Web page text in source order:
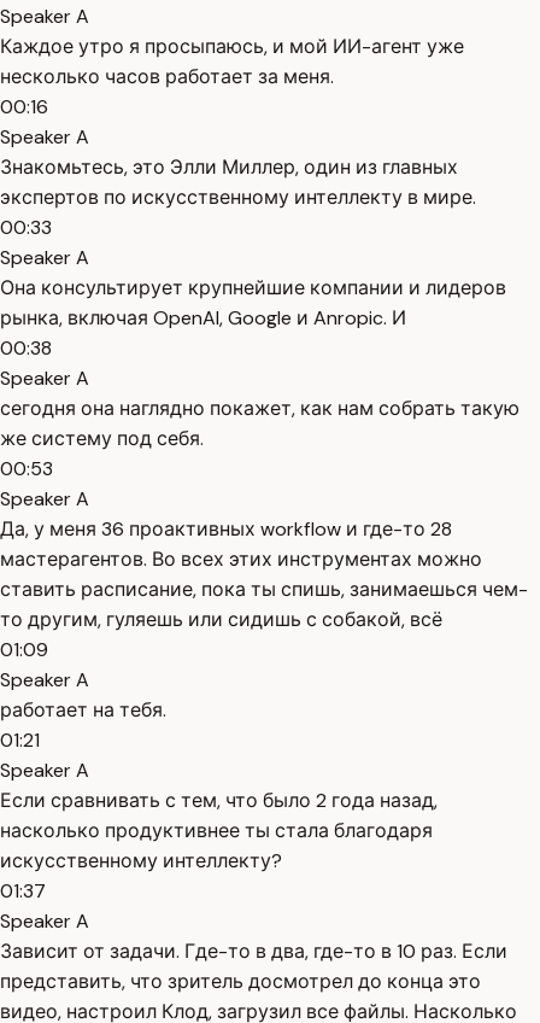
Speaker A
Каждое утро я просыпаюсь, и мой ИИ-агент уже
несколько часов работает за меня.
00:16
Speaker A
Знакомьтесь, это Элли Миллер, один из главных
экспертов по искусственному интеллекту в мире.
00:33
Speaker A
Она консультирует крупнейшие компании и лидеров
рынка, включая OpenAI, Google и Anropic. И
00:38
Speaker A
сегодня она наглядно покажет, как нам собрать такую
же систему под себя.
00:53
Speaker A
Да, у меня 36 проактивных workflow и где-то 28
мастерагентов. Во всех этих инструментах можно
ставить расписание, пока ты спишь, занимаешься чем-
то другим, гуляешь или сидишь с собакой, всё
01:09
Speaker A
работает на тебя.
01:21
Speaker A
Если сравнивать с тем, что было 2 года назад,
насколько продуктивнее ты стала благодаря
искусственному интеллекту?
01:37
Speaker A
Зависит от задачи. Где-то в два, где-то в 10 раз. Если
представить, что зритель досмотрел до конца это
видео, настроил Клод, загрузил все файлы. Насколько